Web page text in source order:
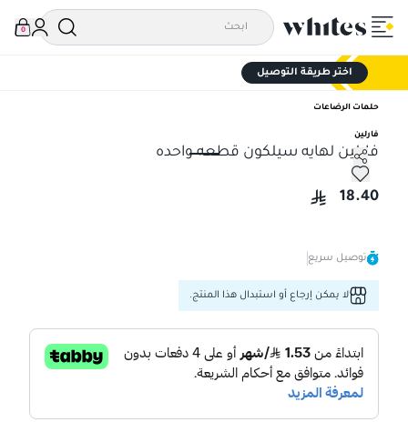
0
اختر طريقة التوصيل
حلمات الرضاعات
فارلين
فارلين لهايه سيلكون قطعه واحده
فارلين لهايه سيلكون قطعه واحده
18.40
توصيل سريع
لا يمكن إرجاع أو استبدال هذا المنتج.